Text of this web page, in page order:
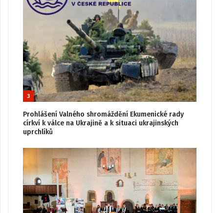
3
Prohlášení Valného shromáždění Ekumenické rady
církví k válce na Ukrajině a k situaci ukrajinských
uprchlíků